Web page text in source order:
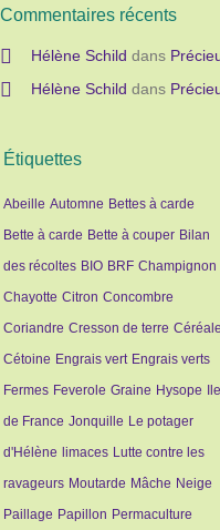
Commentaires récents
Hélène Schild dans
Hélène Schild dans
Étiquettes
Abeille Automne Bettes à carde
Bette à carde Bette à couper Bilan
des récoltes BIO BRF Champignon
Chayotte Citron Concombre
Coriandre Cresson de terre
Cétoine Engrais vert Engrais verts
Fermes Feverole Graine Hysope
Ile
de France Jonquille Le potager
d'Hélène limaces Lutte contre les
ravageurs Moutarde Mâche Neige
Paillage Papillon Permaculture